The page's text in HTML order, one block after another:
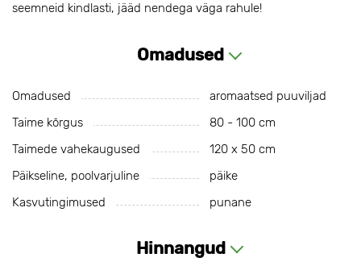
seemneid kindlasti, jääd nendega väga rahule!
Omadused
Omadused
aromaatsed puuviljad
Taime kõrgus
80 - 100 cm
Taimede vahekaugused
120 x 50 cm
Päikseline, poolvarjuline
päike
Kasvutingimused
punane
Hinnangud